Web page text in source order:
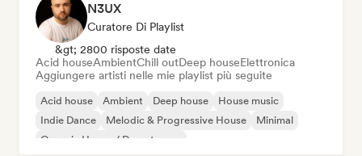
N3UX
Curatore Di Playlist
&gt; 2800 risposte date
Acid houseAmbientChill outDeep houseElettronica
Aggiungere artisti nelle mie playlist più seguite
Acid house Ambient Deep house
House music
Indie Dance
Melodic & Progressive House
Minimal
Organic House / Downtempo